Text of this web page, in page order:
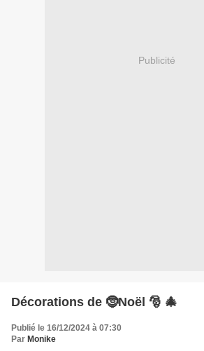
Publicité
Décorations de 🤶Noël 🎅 🎄
Publié le 16/12/2024 à 07:30
Par Monike